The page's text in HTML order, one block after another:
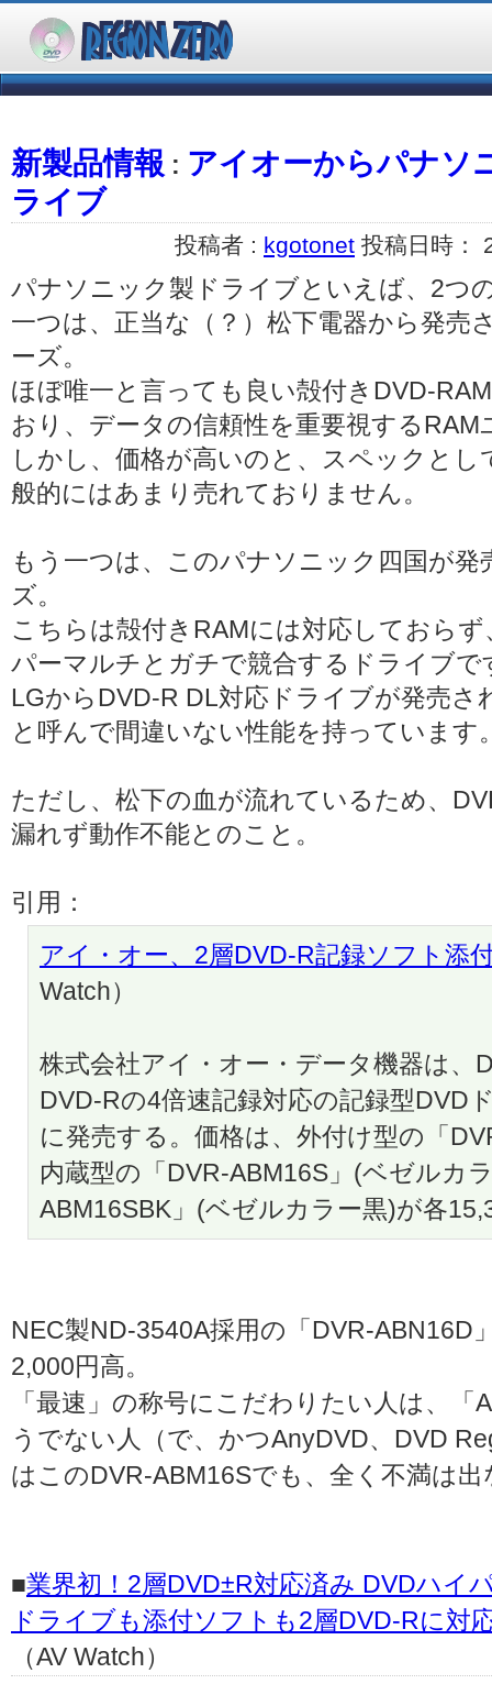
新製品情報 : アイオーからパナソ
ライブ
投稿者 : kgotonet 投稿日時：
パナソニック製ドライブといえば、2つ
一つは、正当な（？）松下電器から発売
ーズ。
ほぼ唯一と言っても良い殻付きDVD-
おり、データの信頼性を重要視する
しかし、価格が高いのと、スペックと
般的にはあまり売れておりません。
もう一つは、このパナソニック四国が
ズ。
こちらは殻付きRAMには対応しておら
パーマルチとガチで競合するドライブで
LGからDVD-R DL対応ドライブが発売
と呼んで間違いない性能を持っています
ただし、松下の血が流れているため、
漏れず動作不能とのこと。
引用：
アイ・オー、2層DVD-R記録ソフト添
Watch）
株式会社アイ・オー・データ機器は、
DVD-Rの4倍速記録対応の記録型DVD
に発売する。価格は、外付け型の「
内蔵型の「DVR-ABM16S」(ベゼルカ
ABM16SBK」(ベゼルカラー黒)が各
NEC製ND-3540A採用の「DVR-ABN16D
2,000円高。
「最速」の称号にこだわりたい人は、
うでない人（で、かつAnyDVD、DVD
はこのDVR-ABM16Sでも、全く不満は
■業界初！2層DVD±R対応済み DVDハイ
ドライブも添付ソフトも2層DVD-Rに対
（AV Watch）